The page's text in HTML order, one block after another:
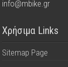
info@mbike.gr
Χρήσιμα Links
Sitemap Page